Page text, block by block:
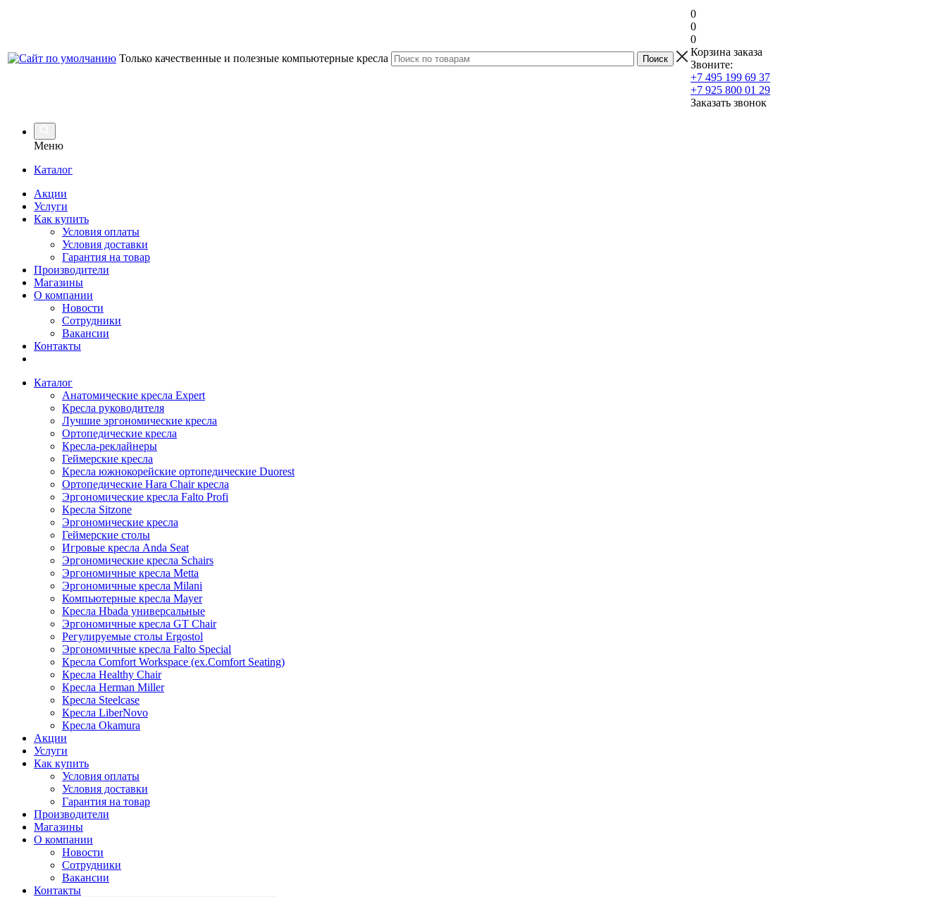
Только качественные и полезные компьютерные кресла
0
0
0
Корзина заказа
Звоните:
+7 495 199 69 37
+7 925 800 01 29
Заказать звонок
Меню
Каталог
Акции
Услуги
Как купить
Условия оплаты
Условия доставки
Гарантия на товар
Производители
Магазины
О компании
Новости
Сотрудники
Вакансии
Контакты
Каталог
Анатомические кресла Expert
Кресла руководителя
Лучшие эргономические кресла
Ортопедические кресла
Кресла-реклайнеры
Геймерские кресла
Кресла южнокорейские ортопедические Duorest
Ортопедические Hara Chair кресла
Эргономические кресла Falto Profi
Кресла Sitzone
Эргономические кресла
Геймерские столы
Игровые кресла Anda Seat
Эргономические кресла Schairs
Эргономичные кресла Metta
Эргономичные кресла Milani
Компьютерные кресла Mayer
Кресла Hbada универсальные
Эргономичные кресла GT Chair
Регулируемые столы Ergostol
Эргономичные кресла Falto Special
Кресла Comfort Workspace (ex.Comfort Seating)
Кресла Healthy Chair
Кресла Herman Miller
Кресла Steelcase
Кресла LiberNovo
Кресла Okamura
Акции
Услуги
Как купить
Условия оплаты
Условия доставки
Гарантия на товар
Производители
Магазины
О компании
Новости
Сотрудники
Вакансии
Контакты